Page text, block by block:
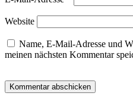
Website
Name, E-Mail-Adresse und
meinen nächsten Kommentar